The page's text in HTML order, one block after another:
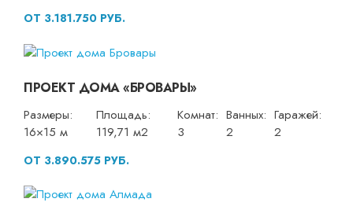
ОТ 3.181.750 РУБ.
ПРОЕКТ ДОМА «БРОВАРЫ»
Размеры:
16×15 м
Площадь:
119,71 м2
Комнат:
3
Ванных:
2
Гаражей:
2
ОТ 3.890.575 РУБ.